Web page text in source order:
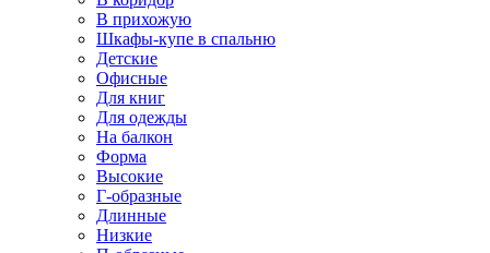
В прихожую
Шкафы-купе в спальню
Детские
Офисные
Для книг
Для одежды
На балкон
Форма
Высокие
Г-образные
Длинные
Низкие